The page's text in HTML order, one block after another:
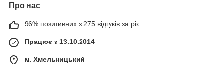
Про нас
96% позитивних з 275 відгуків за рік
Працює з 13.10.2014
м. Хмельницький